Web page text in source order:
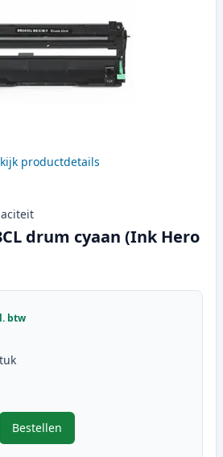
productdetails
drum cyaan (Ink Hero
btw
om aan te passen
Bestellen
,Brother DR-243CL drum cyaan